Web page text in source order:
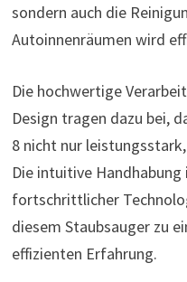
sondern auch die
Autoinnenräumen wird
Die hochwertige
Design tragen dazu bei,
8 nicht nur
Die intuitive
fortschrittlicher
diesem Staubsauger zu
effizienten Erfahrung.